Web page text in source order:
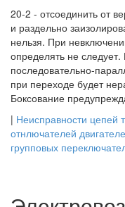
20-2 - отсоединить от
и раздельно
нельзя. При
определять не
последовательно-
при переходе будет
Боксование
| Неисправности цепей
отнлючателей
групповых